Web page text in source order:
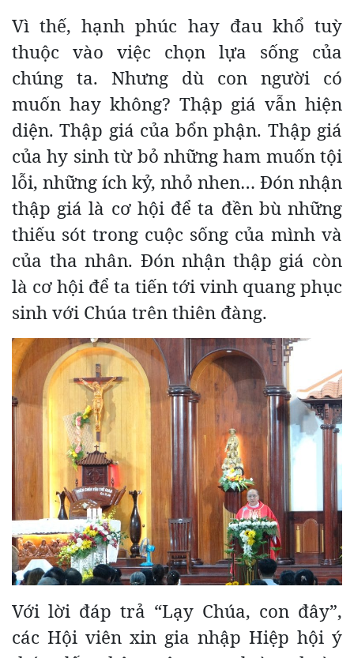
Vì thế, hạnh phúc hay đau khổ tuỳ
thuộc vào việc chọn lựa sống của
chúng ta. Nhưng dù con người có
muốn hay không? Thập giá vẫn hiện
diện. Thập giá của bổn phận. Thập giá
của hy sinh từ bỏ những ham muốn tội
lỗi, những ích kỷ, nhỏ nhen… Đón nhận
thập giá là cơ hội để ta đền bù những
thiếu sót trong cuộc sống của mình và
của tha nhân. Đón nhận thập giá còn
là cơ hội để ta tiến tới vinh quang phục
sinh với Chúa trên thiên đàng.
Với lời đáp trả “Lạy Chúa, con đây”,
các Hội viên xin gia nhập Hiệp hội ý